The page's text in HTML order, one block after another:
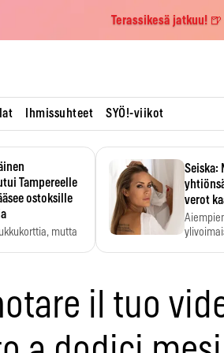
Terassikesä jatkuu!
Ihmissuhteet SYÖ!-viikot
Tampereelle
ostoksille
mutta
Seiska:
verot
il tuo